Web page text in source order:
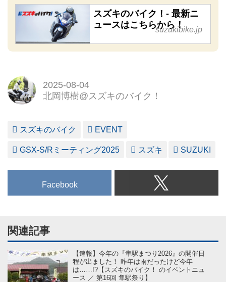
スズキのバイク！- 最新ニ
ュースはこちらから！
suzukibike.jp
2025-08-04
北岡博樹@スズキのバイク！
スズキのバイク EVENT
GSX-S/Rミーティング2025 スズキ SUZUKI
Facebook
関連記事
【速報】今年の『隼駅まつり2026』の開催日
程が出ました！ 昨年は雨だったけど今年
は……!?【スズキのバイク！ のイベントニュ
ース ／ 第16回 隼駅祭り】